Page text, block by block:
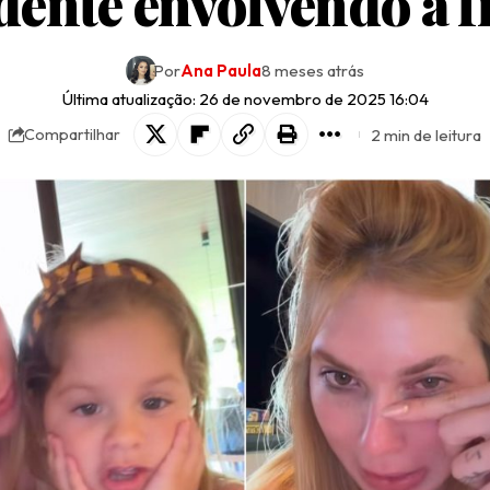
Última atualização: 26 de novembro de 2025 16:04
PorAna Paula8 meses atrás
Compartilhar 2 min de leitura